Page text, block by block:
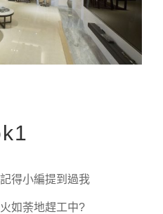
得小編提到過我
如荼地趕工中?